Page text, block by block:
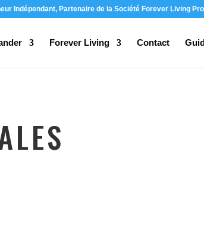
Indépendant, Partenaire de la Société Forever Living
Forever Living Contact